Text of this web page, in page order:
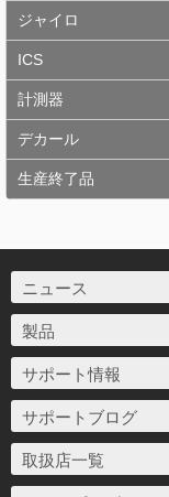
ジャイロ
ICS
計測器
デカール
生産終了品
ニュース
製品
サポート情報
サポートブログ
取扱店一覧